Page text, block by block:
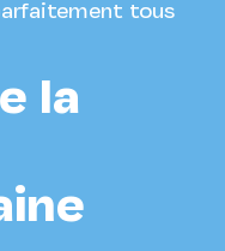
tous
la